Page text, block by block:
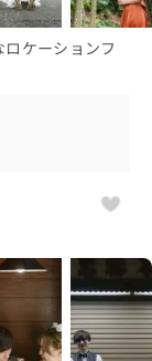
ロケーションフ